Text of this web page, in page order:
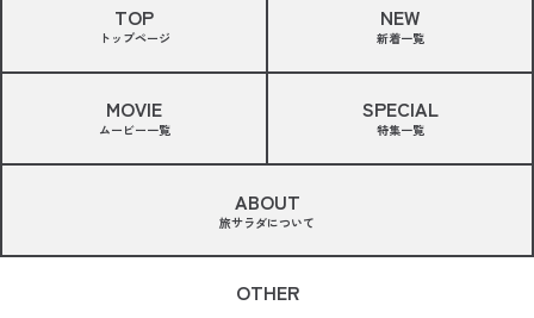
TOP
トップページ
NEW
新着一覧
MOVIE
ムービー一覧
SPECIAL
特集一覧
ABOUT
旅サラダについて
OTHER